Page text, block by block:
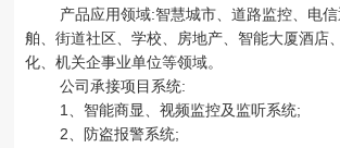
产品应用领域:智慧城市、道路监控、电
舶、街道社区、学校、房地产、智能大厦酒店
化、机关企事业单位等领域。
公司承接项目系统:
1、智能商显、视频监控及监听系统;
2、防盗报警系统;